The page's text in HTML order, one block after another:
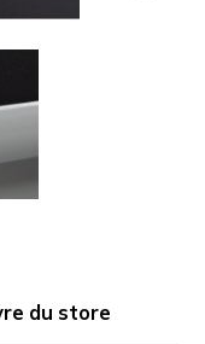
du store